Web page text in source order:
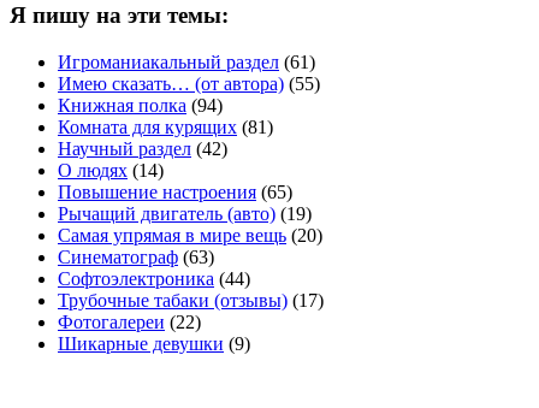
Я пишу на эти темы:
Игроманиакальный раздел (61)
Имею сказать… (от автора) (55)
Книжная полка (94)
Комната для курящих (81)
Научный раздел (42)
О людях (14)
Повышение настроения (65)
Рычащий двигатель (авто) (19)
Самая упрямая в мире вещь (20)
Синематограф (63)
Софтоэлектроника (44)
Трубочные табаки (отзывы) (17)
Фотогалереи (22)
Шикарные девушки (9)